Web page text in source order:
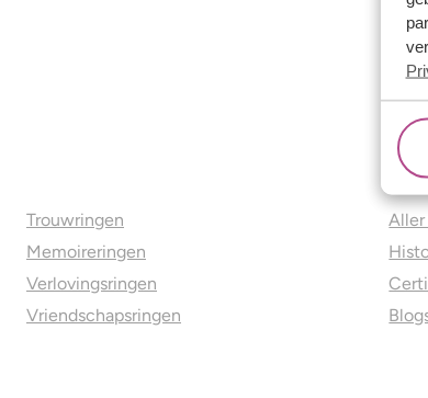
Trouwringen
Memoireringen
Verlovingsringen
Vriendschapsringen
Aller